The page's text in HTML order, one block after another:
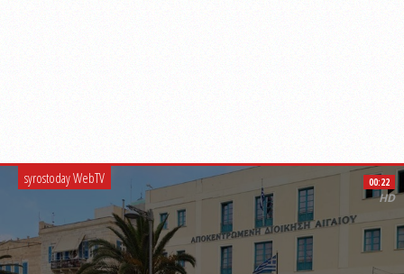
syrostoday WebTV 00:22
HD